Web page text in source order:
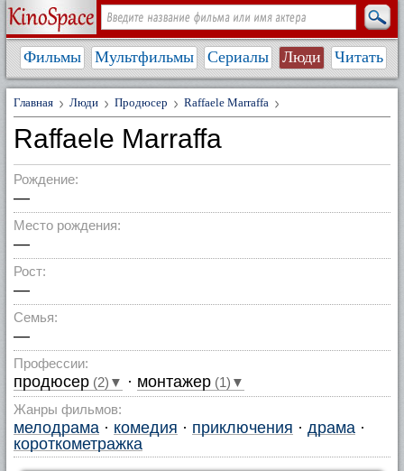
Фильмы Мультфильмы Сериалы Люди Читать
Главная Люди Продюсер Raffaele Marraffa
Raffaele Marraffa
Рождение:
—
Место рождения:
—
Рост:
—
Семья:
—
Профессии:
продюсер (2)▼ · монтажер (1)▼
Жанры фильмов:
мелодрама · комедия · приключения · драма ·
короткометражка